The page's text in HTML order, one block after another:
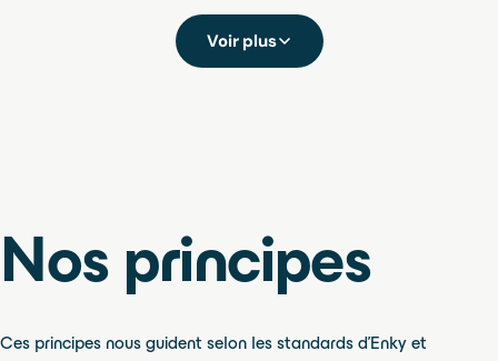
Voir plus
Nos principes
Ces principes nous guident selon les standards d’Enky et